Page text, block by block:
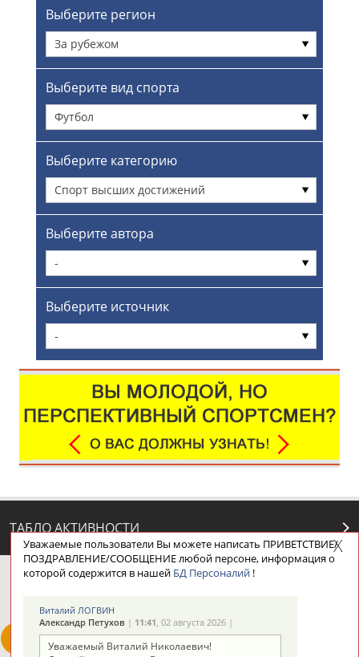
Выберите регион
За рубежом
Выберите вид спорта
Футбол
Выберите категорию
Спорт высших достижений
Выберите автора
-
Выберите источник
-
ТАБЛО АКТИВНОСТИ
ЦЕЛИ ПРОЕКТА НАШИ КНОПКИ
Уважаемые пользователи Вы можете написать ПРИВЕТСТВИЕ/
ПОЗДРАВЛЕНИЕ/СООБЩЕНИЕ любой персоне, информация о
которой содержится в нашей БД Персоналий!
Виталий ЛОГВИН
Александр Петухов| 11:41, 02 августа 2026 |
Уважаемый Виталий Николаевич!